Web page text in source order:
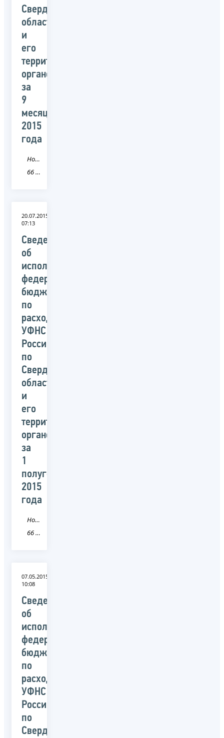
Свердловской
области
и
его
территориальных
органов
за
9
месяцев
2015
года
Новость
66 Свердловская область
20.07.2015
07:13
Сведения
об
исполнении
федерального
бюджета
по
расходам
УФНС
России
по
Свердловской
области
и
его
территориальных
органов
за
1
полугодие
2015
года
Новость
66 Свердловская область
07.05.2015
10:08
Сведения
об
исполнении
федерального
бюджета
по
расходам
УФНС
России
по
Свердловской